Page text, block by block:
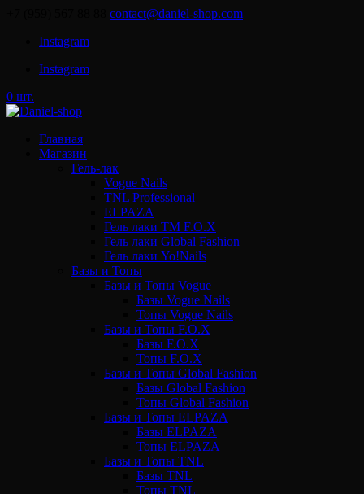
contact@daniel-shop.com
Instagram
Instagram
0 шт.
Главная
Магазин
Гель-лак
Vogue Nails
TNL Professional
ELPAZA
Гель лаки ТМ F.O.X
Гель лаки Global Fashion
Гель лаки Yo!Nails
Базы и Топы
Базы и Топы Vogue
Базы Vogue Nails
Топы Vogue Nails
Базы и Топы F.O.X
Базы F.O.X
Топы F.O.X
Базы и Топы Global Fashion
Базы Global Fashion
Топы Global Fashion
Базы и Топы ELPAZA
Базы ELPAZA
Топы ELPAZA
Базы и Топы TNL
Базы TNL
Топы TNL